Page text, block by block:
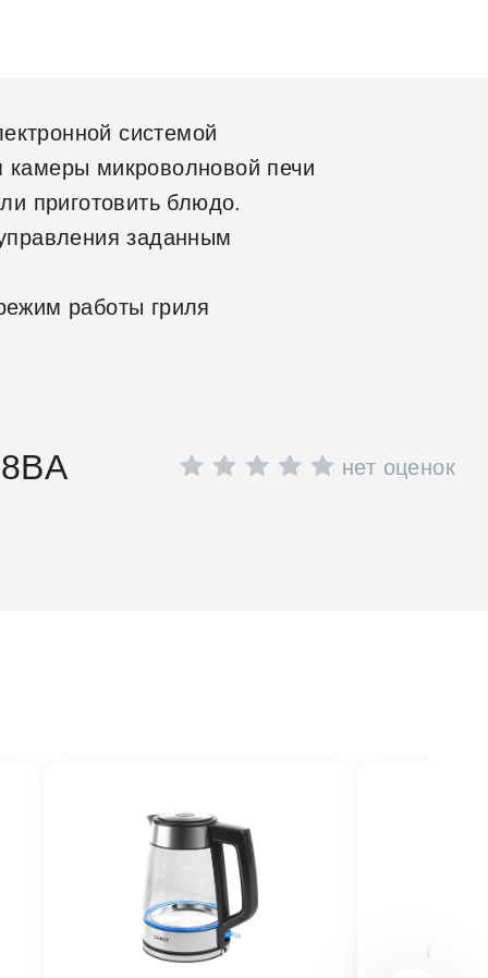
системой
микроволновой печи
приготовить блюдо.
заданным
работы гриля
нет оценок